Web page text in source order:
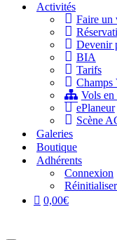
Activités
Faire un
Devenir
BIA
Tarifs
Champs
Vols en
ePlaneur
Scène
Galeries
Boutique
Adhérents
Connexion
0,00€